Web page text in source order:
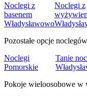
Noclegi z
basenem
Władysławowo
Noclegi z
Pozostałe opcje noclegów
Noclegi
Pomorskie
Tanie
Pokoje wieloosobowe w